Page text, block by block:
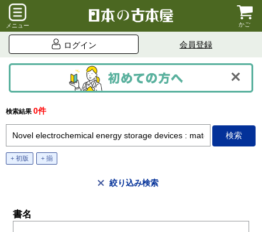
メニュー かご
ログイン 会員登録
検索結果 0件
+ 初版 + 揃
絞り込み検索
書名